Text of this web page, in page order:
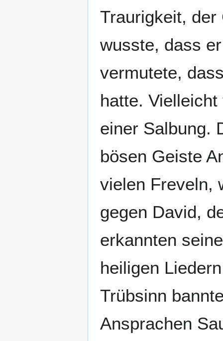
Traurigkeit, der
wusste, dass
vermutete,
hatte.
einer Salbung.
bösen Geiste
vielen Freveln,
gegen David,
erkannten
heiligen
Trübsinn
Ansprachen